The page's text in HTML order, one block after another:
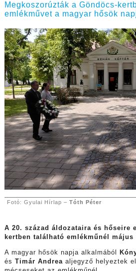
Megkoszorúzták a Göndöcs-
emlékművet a magyar hősök
Fotó: Gyulai Hírlap – Tóth Péter
A 20. század áldozataira és hőseire
kertben található emlékműnél május
A magyar hősök napja alkalmából
és Timár Andrea aljegyző helyeztek